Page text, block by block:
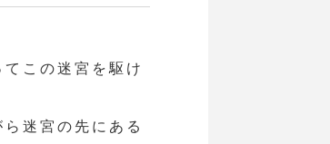
この迷宮を駆け
迷宮の先にある